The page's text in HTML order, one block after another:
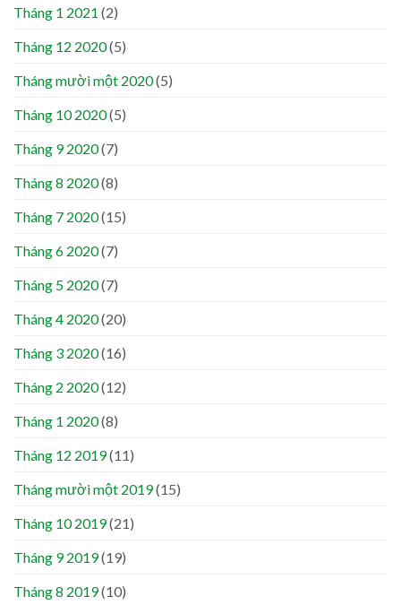
Tháng 1 2021 (2)
Tháng 12 2020(5)
Tháng mười một 2020(5)
Tháng 10 2020(5)
Tháng 9 2020(7)
Tháng 8 2020(8)
Tháng 7 2020(15)
Tháng 6 2020(7)
Tháng 5 2020(7)
Tháng 4 2020(20)
Tháng 3 2020(16)
Tháng 2 2020(12)
Tháng 1 2020(8)
Tháng 12 2019(11)
Tháng mười một 2019(15)
Tháng 10 2019(21)
Tháng 9 2019(19)
Tháng 8 2019(10)